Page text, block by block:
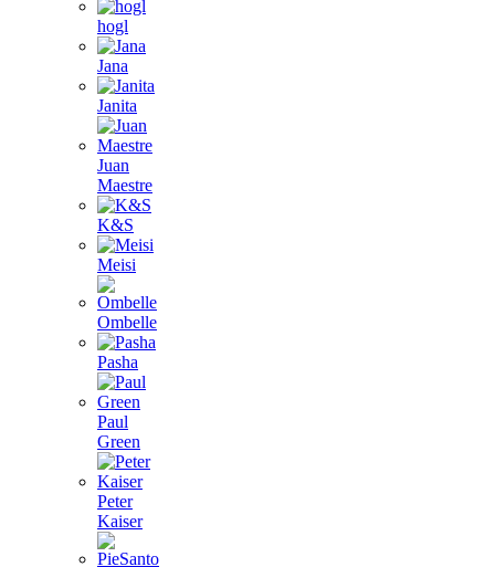
hogl
Jana
Janita
Juan
Maestre
K&S
Meisi
Ombelle
Pasha
Paul
Green
Peter
Kaiser